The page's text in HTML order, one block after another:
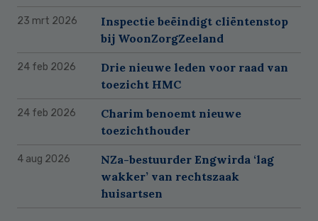
23 mrt 2026
Inspectie beëindigt cliëntenstop
bij WoonZorgZeeland
24 feb 2026
Drie nieuwe leden voor raad van
toezicht HMC
24 feb 2026
Charim benoemt nieuwe
toezichthouder
4 aug 2026
NZa-bestuurder Engwirda ‘lag
wakker’ van rechtszaak
huisartsen